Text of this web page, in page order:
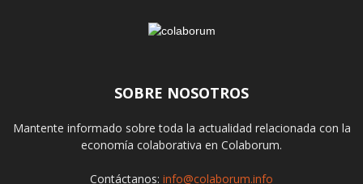
SOBRE NOSOTROS
Mantente informado sobre toda la actualidad relacionada con la
economía colaborativa en Colaborum.
Contáctanos: info@colaborum.info